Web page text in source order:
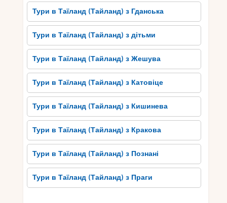
Тури в Таїланд (Тайланд) з Гданська
Тури в Таїланд (Тайланд) з дітьми
Тури в Таїланд (Тайланд) з Жешува
Тури в Таїланд (Тайланд) з Катовіце
Тури в Таїланд (Тайланд) з Кишинева
Тури в Таїланд (Тайланд) з Кракова
Тури в Таїланд (Тайланд) з Познані
Тури в Таїланд (Тайланд) з Праги